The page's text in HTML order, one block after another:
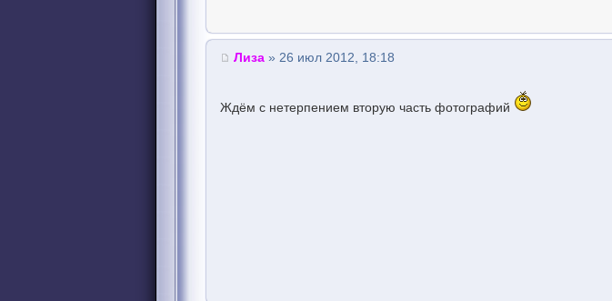
Лиза » 26 июл 2012, 18:18
Ждём с нетерпением вторую часть фотографий